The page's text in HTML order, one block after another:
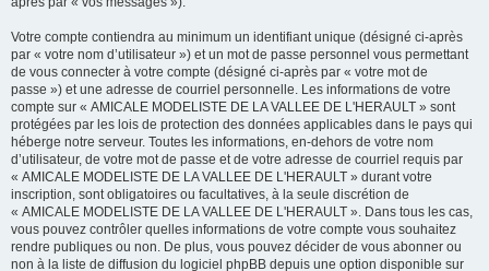
Votre compte contiendra au minimum un identifiant unique (désigné ci-après
par « votre nom d’utilisateur ») et un mot de passe personnel vous permettant
de vous connecter à votre compte (désigné ci-après par « votre mot de
passe ») et une adresse de courriel personnelle. Les informations de votre
compte sur « AMICALE MODELISTE DE LA VALLEE DE L'HERAULT » sont
protégées par les lois de protection des données applicables dans le pays qui
héberge notre serveur. Toutes les informations, en-dehors de votre nom
d’utilisateur, de votre mot de passe et de votre adresse de courriel requis par
« AMICALE MODELISTE DE LA VALLEE DE L'HERAULT » durant votre
inscription, sont obligatoires ou facultatives, à la seule discrétion de
« AMICALE MODELISTE DE LA VALLEE DE L'HERAULT ». Dans tous les cas,
vous pouvez contrôler quelles informations de votre compte vous souhaitez
rendre publiques ou non. De plus, vous pouvez décider de vous abonner ou
non à la liste de diffusion du logiciel phpBB depuis une option disponible sur